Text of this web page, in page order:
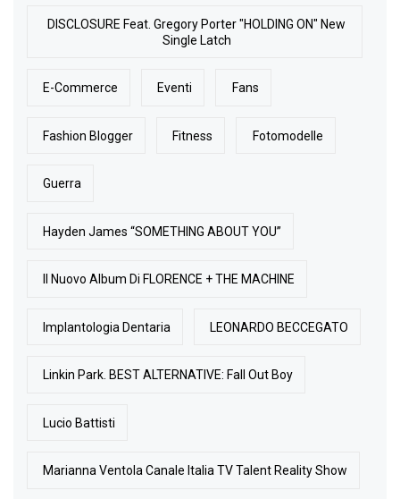
DISCLOSURE Feat. Gregory Porter "HOLDING ON" New
Single Latch
E-Commerce Eventi Fans
Fashion Blogger Fitness Fotomodelle
Guerra
Hayden James “SOMETHING ABOUT YOU”
Il Nuovo Album Di FLORENCE + THE MACHINE
Implantologia Dentaria LEONARDO BECCEGATO
Linkin Park. BEST ALTERNATIVE: Fall Out Boy
Lucio Battisti
Marianna Ventola Canale Italia TV Talent Reality Show